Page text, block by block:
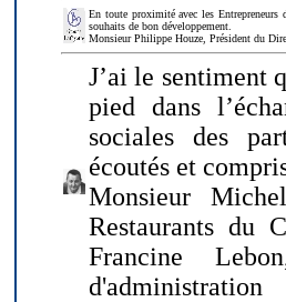
En toute proximité avec les
souhaits de bon développement.
Monsieur Philippe Houze, Président du
J’ai le sentiment
pied dans
sociales des
écoutés et
Monsieur
Restaurants du
Francine
d'administration